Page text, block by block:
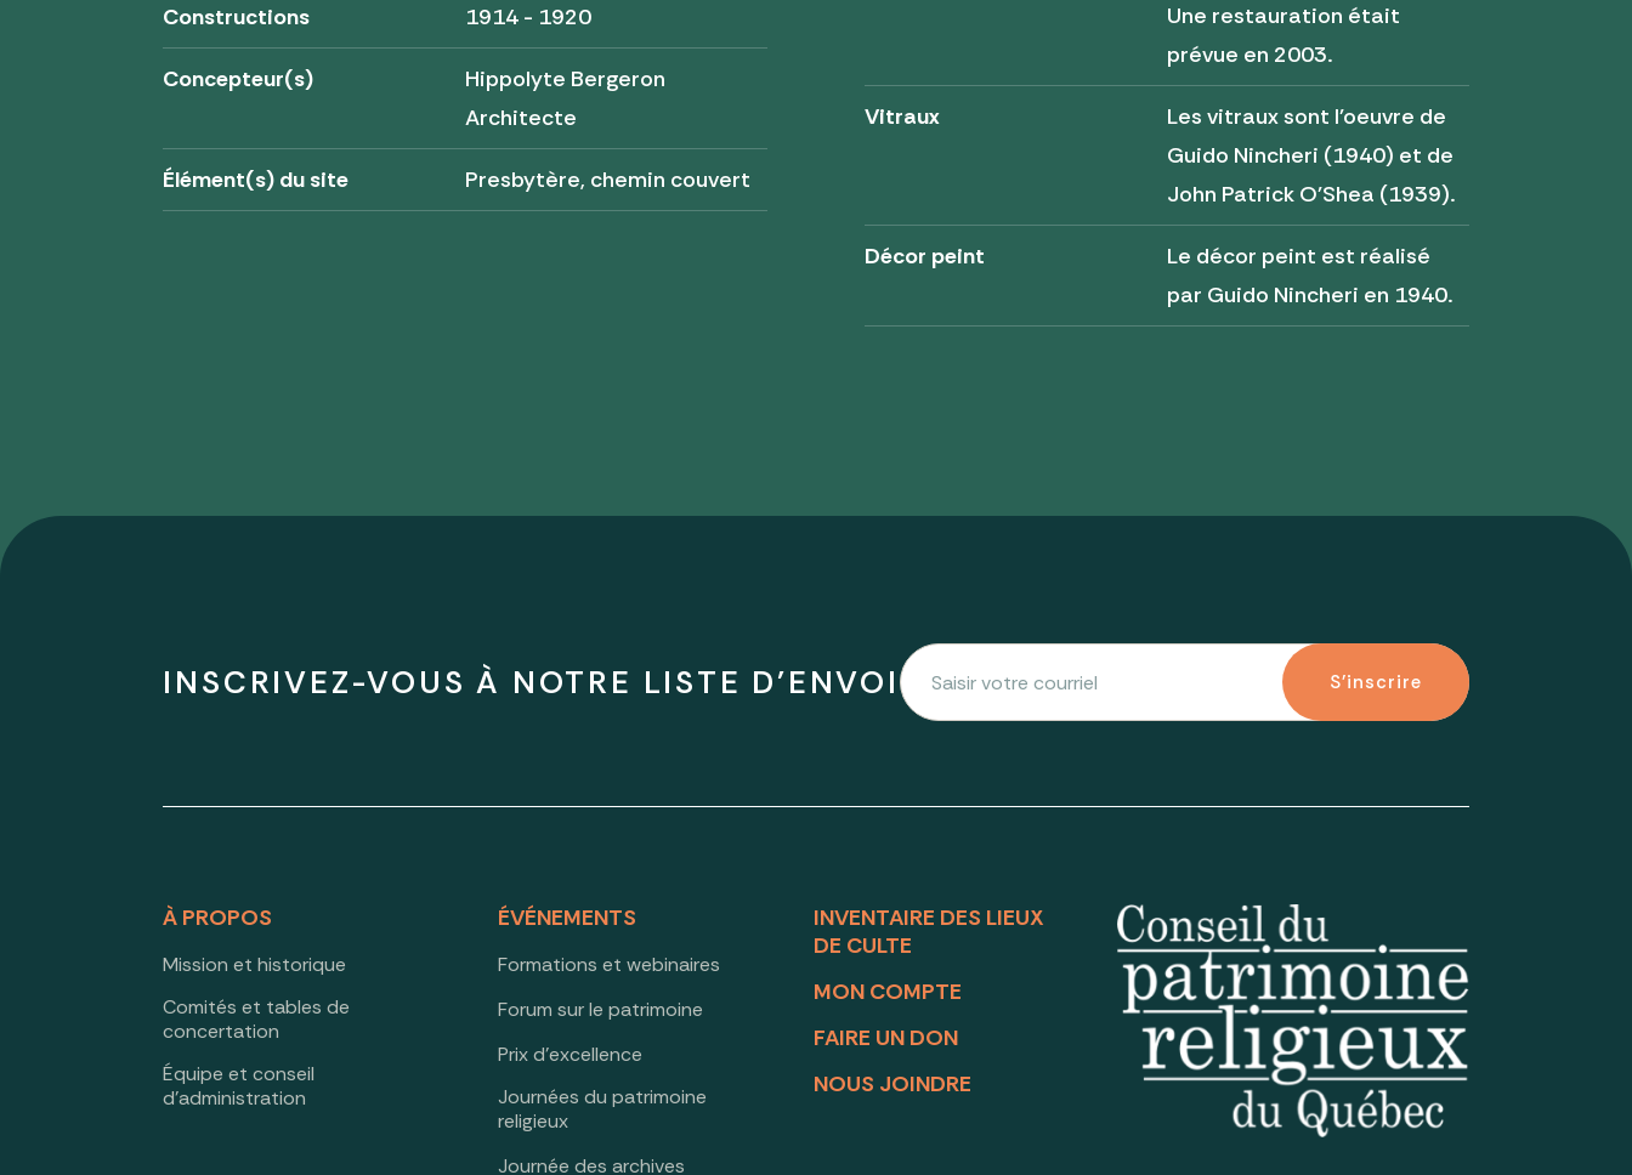
Constructions 1914 - 1920
Concepteur(s)
Hippolyte Bergeron
Architecte
Élément(s) du site Presbytère, chemin couvert
Une restauration était
prévue en 2003.
Vitraux
Les vitraux sont l'oeuvre de
Guido Nincheri (1940) et de
John Patrick O'Shea (1939).
Décor peint
Le décor peint est réalisé
par Guido Nincheri en 1940.
INSCRIVEZ-VOUS À NOTRE LISTE D'ENVOI S'inscrire
À PROPOS
Mission et historique
Comités et tables de
concertation
Équipe et conseil
d’administration
ÉVÉNEMENTS
Formations et webinaires
Forum sur le patrimoine
Prix d’excellence
Journées du patrimoine
religieux
Journée des archives
INVENTAIRE DES LIEUX
DE CULTE
MON COMPTE
FAIRE UN DON
NOUS JOINDRE